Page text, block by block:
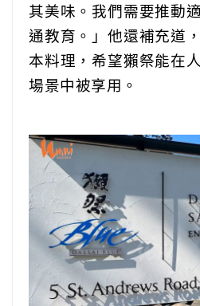
其美味。我們需要推動
通教育。」他還補充道
本料理，希望獺祭能在
場景中被享用。